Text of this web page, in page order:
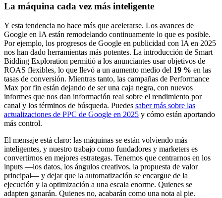
La máquina cada vez más inteligente
Y esta tendencia no hace más que acelerarse. Los avances de
Google en IA están remodelando continuamente lo que es posible.
Por ejemplo, los progresos de Google en publicidad con IA en 2025
nos han dado herramientas más potentes. La introducción de Smart
Bidding Exploration permitió a los anunciantes usar objetivos de
ROAS flexibles, lo que llevó a un aumento medio del 19 % en las
tasas de conversión. Mientras tanto, las campañas de Performance
Max por fin están dejando de ser una caja negra, con nuevos
informes que nos dan información real sobre el rendimiento por
canal y los términos de búsqueda. Puedes saber más sobre las
actualizaciones de PPC de Google en 2025 y cómo están aportando
más control.
El mensaje está claro: las máquinas se están volviendo más
inteligentes, y nuestro trabajo como fundadores y marketers es
convertirnos en mejores estrategas. Tenemos que centrarnos en los
inputs —los datos, los ángulos creativos, la propuesta de valor
principal— y dejar que la automatización se encargue de la
ejecución y la optimización a una escala enorme. Quienes se
adapten ganarán. Quienes no, acabarán como una nota al pie.